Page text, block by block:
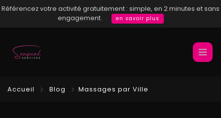
Référencez votre activité gratuitement : simple, en 2 minutes et sans
engagement.
en savoir plus
Accueil Blog Massages par Ville